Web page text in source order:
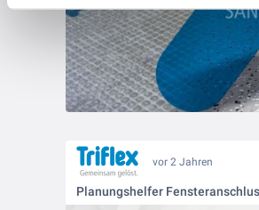
vor 2 Jahren
Planungshelfer